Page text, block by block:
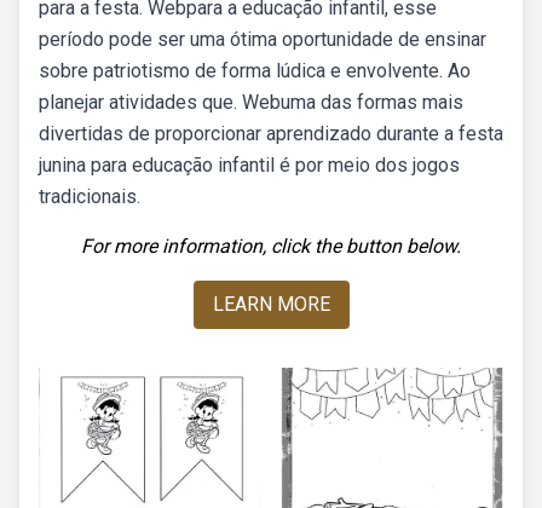
para a festa. Webpara a educação infantil, esse
período pode ser uma ótima oportunidade de ensinar
sobre patriotismo de forma lúdica e envolvente. Ao
planejar atividades que. Webuma das formas mais
divertidas de proporcionar aprendizado durante a festa
junina para educação infantil é por meio dos jogos
tradicionais.
For more information, click the button below.
LEARN MORE